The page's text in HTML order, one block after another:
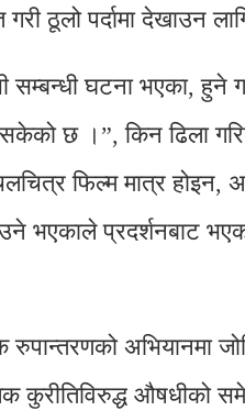
गरी ठूलो पर्दामा देखाउन
सम्बन्धी घटना भएका,
छ ।”, किन ढिला
फिल्म मात्र होइन,
भएकाले प्रदर्शनबाट
अभियानमा
कुरीतिविरुद्ध औषधीको